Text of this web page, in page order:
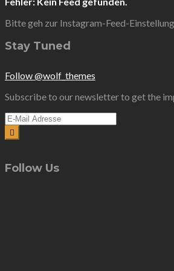
Bitte geh zur Instagram-Feed-
Stay Tuned
Follow @wolf_themes
Subscribe to our newsletter to get the
Follow Us